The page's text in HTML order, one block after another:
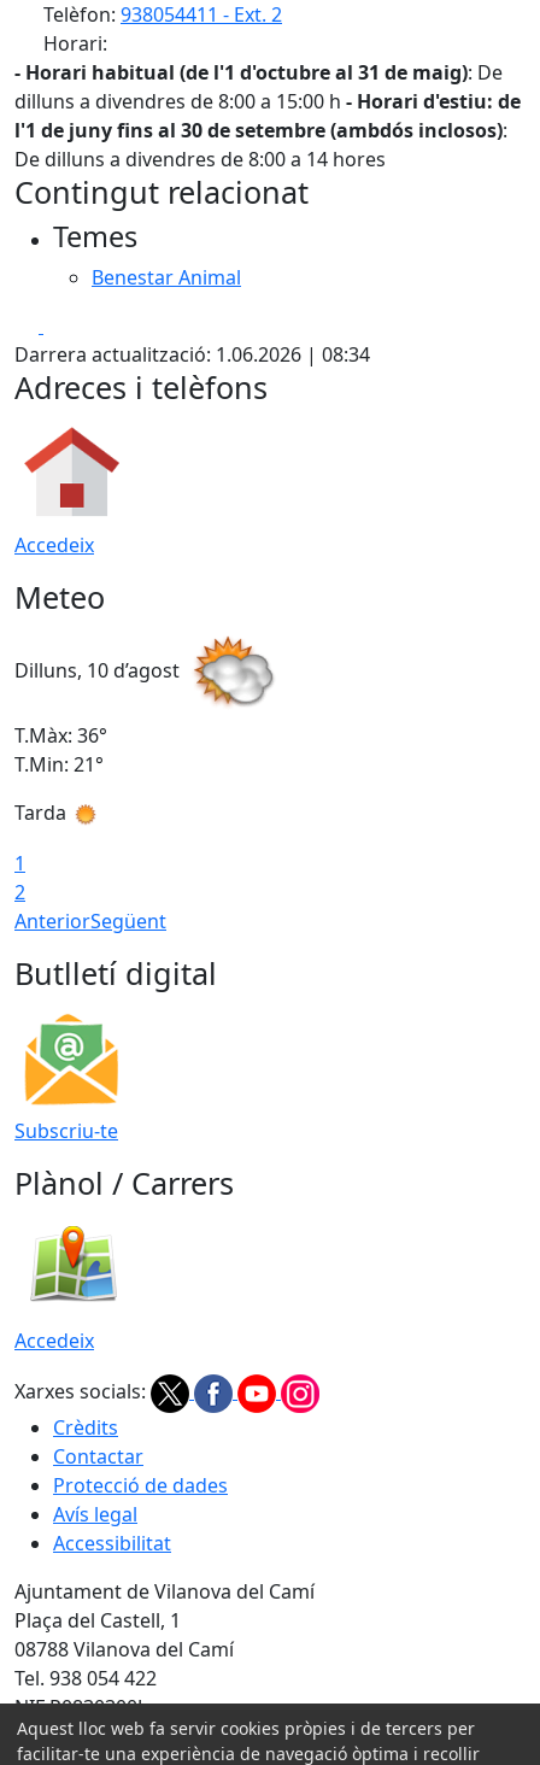
Telèfon: 938054411 - Ext. 2
Horari:
- Horari habitual (de l'1 d'octubre al 31 de maig): De
dilluns a divendres de 8:00 a 15:00 h - Horari d'estiu: de
l'1 de juny fins al 30 de setembre (ambdós inclosos):
De dilluns a divendres de 8:00 a 14 hores
Contingut relacionat
Temes
Benestar Animal
Darrera actualització: 1.06.2026 | 08:34
Adreces i telèfons
Accedeix
Meteo
Dilluns, 10 d’agost
T.Màx: 36°
T.Min: 21°
Tarda
1
2
AnteriorSegüent
Butlletí digital
Subscriu-te
Plànol / Carrers
Accedeix
Xarxes socials:
Crèdits
Contactar
Protecció de dades
Avís legal
Accessibilitat
Ajuntament de Vilanova del Camí
Plaça del Castell, 1
08788 Vilanova del Camí
Tel. 938 054 422
NIF P0830300J
Amb la col·laboració de:
Aquest lloc web fa servir cookies pròpies i de tercers per
facilitar-te una experiència de navegació òptima i recollir